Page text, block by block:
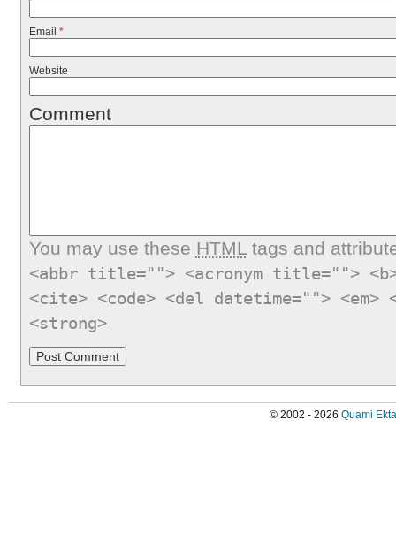
Email *
Website
Comment
You may use these HTMLtags and
<abbr title=""> <acronym title="">
<cite> <code> <del datetime="">
<strong>
© 2002 - 2026 Quami